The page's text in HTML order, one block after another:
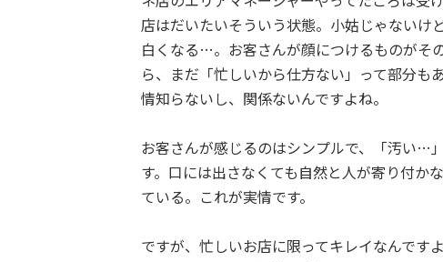
店はだいたいそういう状態。小姑じゃないけ
白くなる…。お客さんが顔につけるものがそ
ら、まだ「忙しいから仕方ない」って部分
情知らないし、関係ないんですよね。
お客さんが感じるのはシンプルで、「汚い
す。口には出さなくても自然と人が寄り付か
ている。これが実情です。
ですが、忙しいお店に限ってキレイなんです